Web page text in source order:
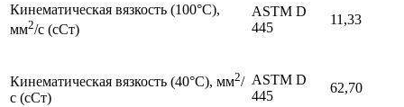
Кинематическая вязкость (100°С),
мм2/с (сСт)
ASTM D
445
11,33
Кинематическая вязкость (40°С), мм2/
с (сСт)
ASTM D
445
62,70